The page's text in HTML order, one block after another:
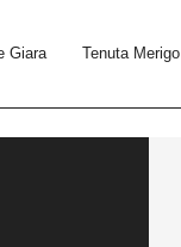
Giara Tenuta Merigo